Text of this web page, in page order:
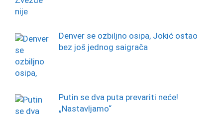
Denver se ozbiljno osipa, Jokić ostao
bez još jednog saigrača
Putin se dva puta prevariti neće!
„Nastavljamo“